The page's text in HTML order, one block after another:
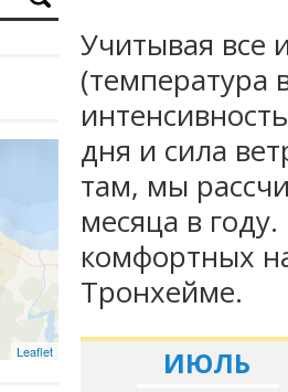
Leaflet
Учитывая все
(температура
дня и сила
там, мы
месяца в
комфортных
Тронхейме.
ИЮЛЬ